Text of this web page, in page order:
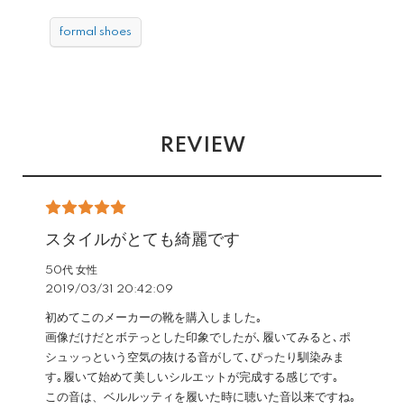
formal shoes
REVIEW
スタイルがとても綺麗です
50代 女性
2019/03/31 20:42:09
初めてこのメーカーの靴を購入しました｡
画像だけだとボテっとした印象でしたが､履いてみると､ポ
シュッっという空気の抜ける音がして､ぴったり馴染みま
す｡履いて始めて美しいシルエットが完成する感じです｡
この音は、ベルルッティを履いた時に聴いた音以来ですね｡